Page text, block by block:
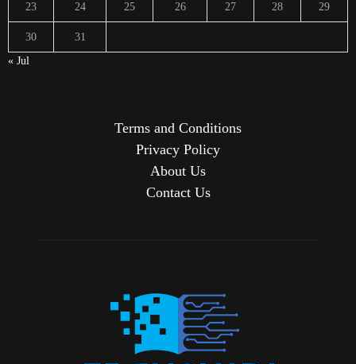
23 24 25 26 27 28 29
30
31
« Jul
Terms and Conditions
Privacy Policy
About Us
Contact Us